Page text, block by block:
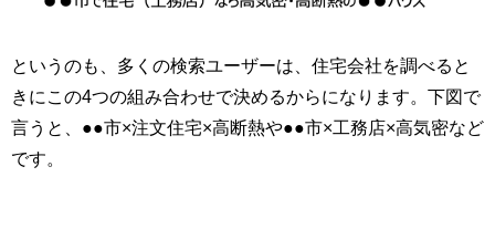
というのも、多くの検索ユーザーは、住宅会社を調べると
きにこの4つの組み合わせで決めるからになります。下図で
言うと、●●市×注文住宅×高断熱や●●市×工務店×高気密など
です。